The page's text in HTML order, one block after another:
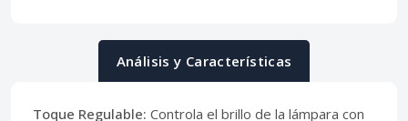
Análisis y Características
Toque Regulable: Controla el brillo de la lámpara con